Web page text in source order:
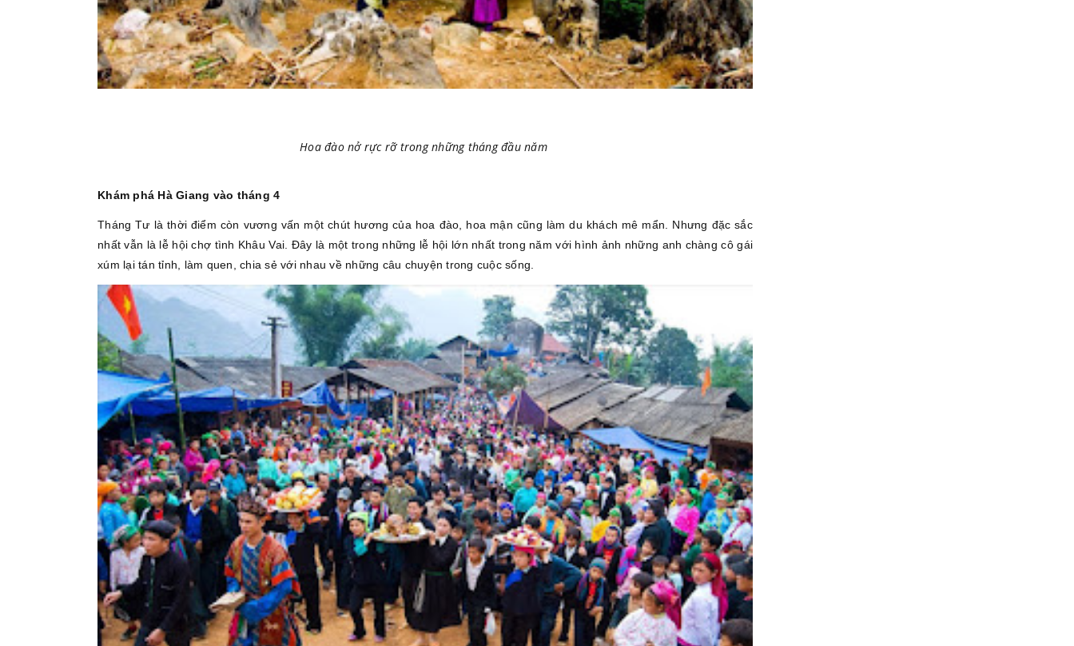
Hoa đào nở rực rỡ trong những tháng đầu năm
Khám phá Hà Giang vào tháng 4
Tháng Tư là thời điểm còn vương vấn một chút hương của hoa đào, hoa mận cũng làm du khách mê mẩn. Nhưng đặc sắc
nhất vẫn là lễ hội chợ tình Khâu Vai. Đây là một trong những lễ hội lớn nhất trong năm với hình ảnh những anh chàng cô gái
xúm lại tán tỉnh, làm quen, chia sẻ với nhau về những câu chuyện trong cuộc sống.